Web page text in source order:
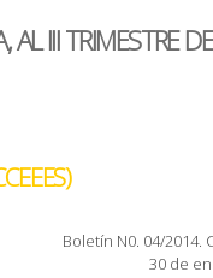
AL III TRIMESTRE
Boletín N0. 04/2014.
30 de